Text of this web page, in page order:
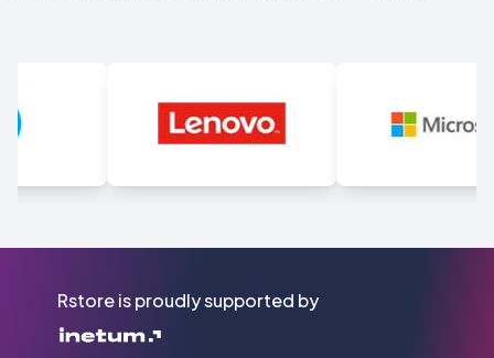
Rstore is proudly supported by